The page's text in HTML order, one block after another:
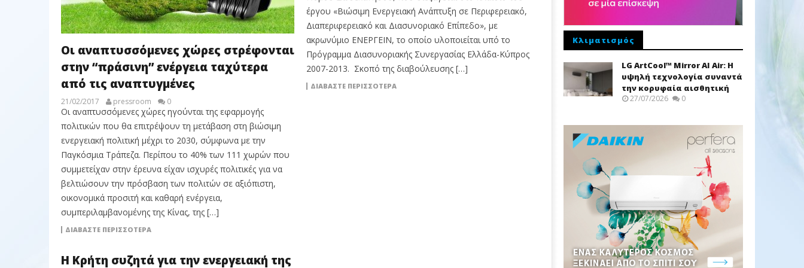
Οι αναπτυσσόμενες χώρες στρέφονται
στην “πράσινη” ενέργεια ταχύτερα
από τις αναπτυγμένες
21/02/2017 pressroom 0
Οι αναπτυσσόμενες χώρες ηγούνται της εφαρμογής
πολιτικών που θα επιτρέψουν τη μετάβαση στη βιώσιμη
ενεργειακή πολιτική μέχρι το 2030, σύμφωνα με την
Παγκόσμια Τράπεζα. Περίπου το 40% των 111 χωρών που
συμμετείχαν στην έρευνα είχαν ισχυρές πολιτικές για να
βελτιώσουν την πρόσβαση των πολιτών σε αξιόπιστη,
οικονομικά προσιτή και καθαρή ενέργεια,
συμπεριλαμβανομένης της Κίνας, της […]
ΔΙΑΒΆΣΤΕ ΠΕΡΙΣΣΌΤΕΡΑ
έργου «Βιώσιμη Ενεργειακή Ανάπτυξη σε Περιφερειακό,
Διαπεριφερειακό και Διασυνοριακό Επίπεδο», με
ακρωνύμιο ΕΝΕΡΓΕΙΝ, το οποίο υλοποιείται υπό το
Πρόγραμμα Διασυνοριακής Συνεργασίας Ελλάδα-Κύπρος
2007-2013. Σκοπό της διαβούλευσης […]
ΔΙΑΒΆΣΤΕ ΠΕΡΙΣΣΌΤΕΡΑ
Η Κρήτη συζητά για την ενεργειακή της
Κλιματισμός
LG ArtCool™ Mirror AI Air: Η
υψηλή τεχνολογία συναντά
την κορυφαία αισθητική
27/07/2026 0